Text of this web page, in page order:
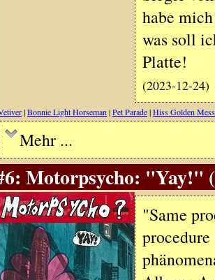
habe
was soll
Platte!
(2023-12-24)
|Bonnie Light Horseman |Pet Parade|Hiss Golden
Mehr ...
Motorpsycho: "Yay!"
"Same